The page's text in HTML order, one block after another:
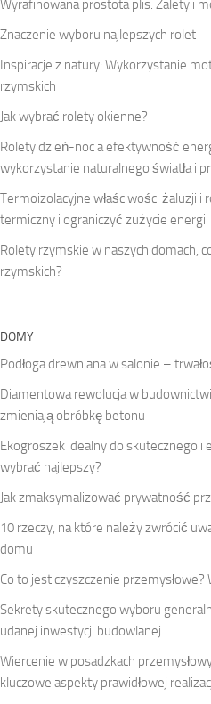
Wyrafinowana prostota plis: Zalety i
Znaczenie wyboru najlepszych rolet
Inspiracje z natury: Wykorzystanie
rzymskich
Jak wybrać rolety okienne?
Rolety dzień-noc a efektywność
wykorzystanie naturalnego światła i
Termoizolacyjne właściwości żaluzji
termiczny i ograniczyć zużycie energii
Rolety rzymskie w naszych domach,
rzymskich?
DOMY
Podłoga drewniana w salonie –
Diamentowa rewolucja w
zmieniają obróbkę betonu
Ekogroszek idealny do skutecznego i
wybrać najlepszy?
Jak zmaksymalizować prywatność
10 rzeczy, na które należy zwrócić
domu
Co to jest czyszczenie
Sekrety skutecznego wyboru
udanej inwestycji budowlanej
Wiercenie w posadzkach
kluczowe aspekty prawidłowej